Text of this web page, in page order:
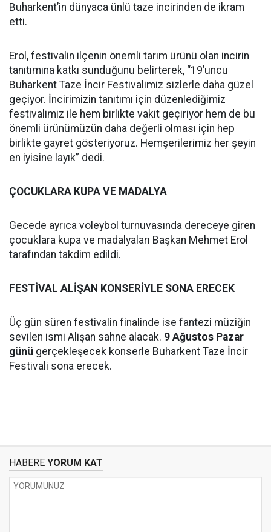
Buharkent’in dünyaca ünlü taze incirinden de ikram
etti.
Erol, festivalin ilçenin önemli tarım ürünü olan incirin
tanıtımına katkı sunduğunu belirterek, “19’uncu
Buharkent Taze İncir Festivalimiz sizlerle daha güzel
geçiyor. İncirimizin tanıtımı için düzenlediğimiz
festivalimiz ile hem birlikte vakit geçiriyor hem de bu
önemli ürünümüzün daha değerli olması için hep
birlikte gayret gösteriyoruz. Hemşerilerimiz her şeyin
en iyisine layık” dedi.
ÇOCUKLARA KUPA VE MADALYA
Gecede ayrıca voleybol turnuvasında dereceye giren
çocuklara kupa ve madalyaları Başkan Mehmet Erol
tarafından takdim edildi.
FESTİVAL ALİŞAN KONSERİYLE SONA ERECEK
Üç gün süren festivalin finalinde ise fantezi müziğin
sevilen ismi Alişan sahne alacak. 9 Ağustos Pazar
günü gerçekleşecek konserle Buharkent Taze İncir
Festivali sona erecek.
HABERE YORUM KAT